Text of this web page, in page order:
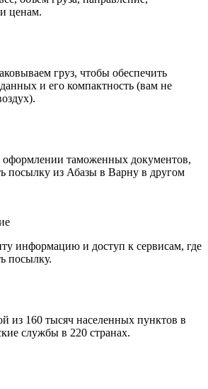
ценам.
груз, чтобы обеспечить
и его компактность (вам не
таможенных документов,
посылку из Абазы в Варну в другом
информацию и доступ к сервисам, где
посылку.
из 160 тысяч населенных пунктов в
службы в 220 странах.